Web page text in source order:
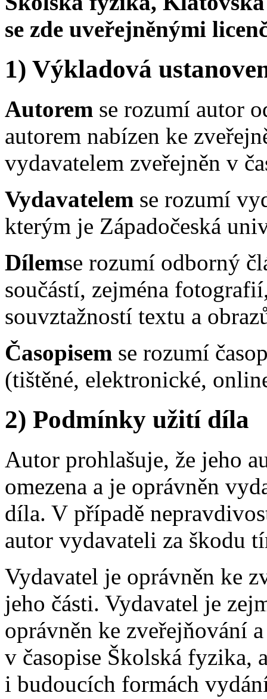
se zde uveřejněnými
1) Výkladová
Autorem se rozumí autor
autorem nabízen ke
vydavatelem zveřejněn v
Vydavatelem se rozumí
kterým je Západočeská
Dílemse rozumí odborný
součástí, zejména
souvztažností textu a
Časopisem se rozumí
(tištěné, elektronické,
2) Podmínky užití díla
Autor prohlašuje, že jeho
omezena a je oprávněn
díla. V případě
autor vydavateli za škodu
Vydavatel je oprávněn ke
jeho části. Vydavatel je
oprávněn ke zveřejňování
v časopise Školská fyzika,
i budoucích formách